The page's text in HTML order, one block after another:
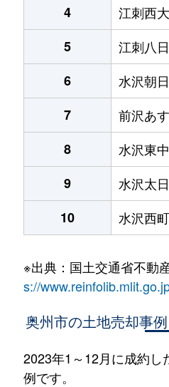
4
江刺西
5
江刺八
6
水沢朝
7
前沢あ
8
水沢東
9
水沢太
10
水沢西町
※出典：国土交通省不動
s://
奥州市の土地売却事例
2023年1～12月に成約し
例です。